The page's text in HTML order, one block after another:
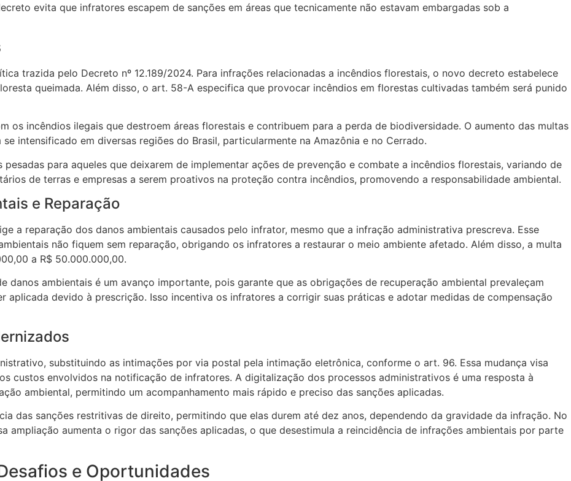
evita que infratores escapem de sanções em áreas que tecnicamente não estavam embargadas sob a
trazida pelo Decreto nº 12.189/2024. Para infrações relacionadas a incêndios florestais, o novo decreto estabelece
queimada. Além disso, o art. 58-A especifica que provocar incêndios em florestas cultivadas também será punido
os incêndios ilegais que destroem áreas florestais e contribuem para a perda de biodiversidade. O aumento das multas
intensificado em diversas regiões do Brasil, particularmente na Amazônia e no Cerrado.
para aqueles que deixarem de implementar ações de prevenção e combate a incêndios florestais, variando de
de terras e empresas a serem proativos na proteção contra incêndios, promovendo a responsabilidade ambiental.
e Reparação
a reparação dos danos ambientais causados pelo infrator, mesmo que a infração administrativa prescreva. Esse
não fiquem sem reparação, obrigando os infratores a restaurar o meio ambiente afetado. Além disso, a multa
a R$ 50.000.000,00.
ambientais é um avanço importante, pois garante que as obrigações de recuperação ambiental prevaleçam
aplicada devido à prescrição. Isso incentiva os infratores a corrigir suas práticas e adotar medidas de compensação
substituindo as intimações por via postal pela intimação eletrônica, conforme o art. 96. Essa mudança visa
custos envolvidos na notificação de infratores. A digitalização dos processos administrativos é uma resposta à
ambiental, permitindo um acompanhamento mais rápido e preciso das sanções aplicadas.
das sanções restritivas de direito, permitindo que elas durem até dez anos, dependendo da gravidade da infração. No
ampliação aumenta o rigor das sanções aplicadas, o que desestimula a reincidência de infrações ambientais por parte
e Oportunidades